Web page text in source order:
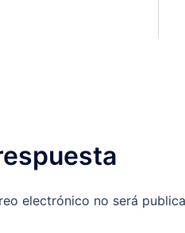
electrónico no será